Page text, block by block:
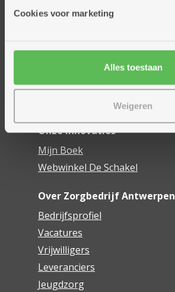
Cookies voor marketing
Alles toestaan
Weigeren
Thuisdiensten
Assistentiewoningen
Woonzorgcentra
Financieel comfort
Onze innovaties
Mijn Boek
Webwinkel De Schakel
Over Zorgbedrijf Antwerpen
Bedrijfsprofiel
Vacatures
Vrijwilligers
Leveranciers
Jeugdzorg